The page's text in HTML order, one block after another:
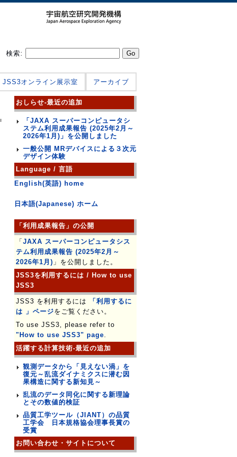
検索:
JSS3オンライン展示室 アーカイブ
おしらせ-最近の追加
「JAXA スーパーコンピュータシ
ステム利用成果報告 (2025年2月～
2026年1月)」を公開しました
一般公開 MRデバイスによる３次元
デザイン体験
Language / 言語
English(英語) home
日本語(Japanese) ホーム
「利用成果報告」の公開
「 JAXA スーパーコンピュータシス
テム利用成果報告 (2025年2月～
2026年1月) 」を公開しました。
JSS3を利用するには / How to use
JSS3
JSS3 を利用するには
「利用するに
は 」ページをご覧ください。
To use JSS3, please refer to
"How to use JSS3" page.
活躍する計算技術-最近の追加
観測データから「見えない渦」を
復元～乱流ダイナミクスに潜む因
果構造に関する新知見～
乱流のデータ同化に関する新理論
とその数値的検証
品質工学ツール（JIANT）の品質
工学会 日本規格協会理事長賞の
受賞
お問い合わせ・サイトについて